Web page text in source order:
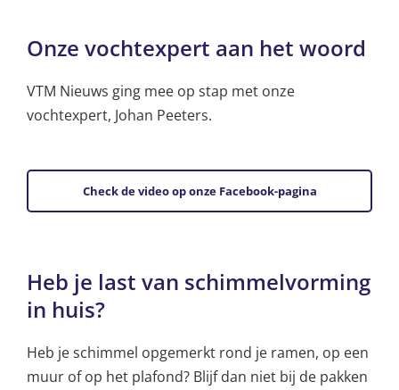
Onze vochtexpert aan het woord
VTM Nieuws ging mee op stap met onze
vochtexpert, Johan Peeters.
Check de video op onze Facebook-pagina
Heb je last van schimmelvorming
in huis?
Heb je schimmel opgemerkt rond je ramen, op een
muur of op het plafond? Blijf dan niet bij de pakken